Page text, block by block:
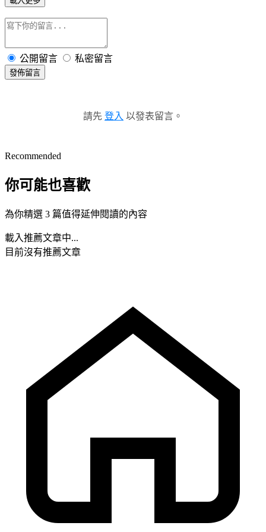
公開留言 私密留言
發佈留言
請先 登入 以發表留言。
Recommended
你可能也喜歡
為你精選 3 篇值得延伸閱讀的內容
載入推薦文章中...
目前沒有推薦文章